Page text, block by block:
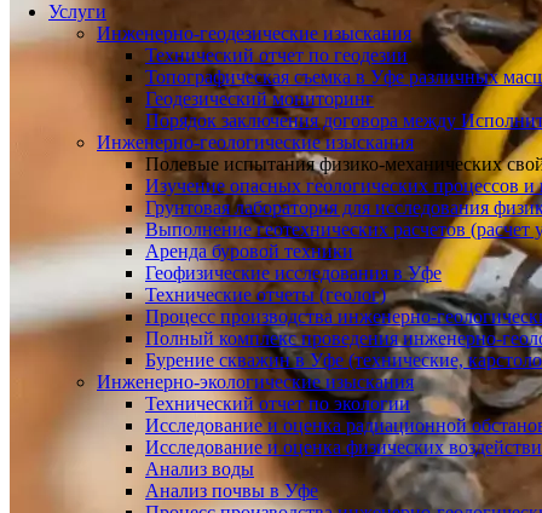
Услуги
Инженерно-геодезические изыскания
Технический отчет по геодезии
Топографическая съемка в Уфе различных
Геодезический мониторинг
Порядок заключения договора между
Инженерно-геологические изыскания
Полевые испытания физико-механических
Изучение опасных геологических процессов и
Грунтовая лаборатория для исследования
Выполнение геотехнических расчетов
Аренда буровой техники
Геофизические исследования в Уфе
Технические отчеты (геолог)
Процесс производства инженерно-
Полный комплекс проведения инженерно-
Бурение скважин в Уфе (технические,
Инженерно-экологические изыскания
Технический отчет по экологии
Исследование и оценка радиационной
Исследование и оценка физических
Анализ воды
Анализ почвы в Уфе